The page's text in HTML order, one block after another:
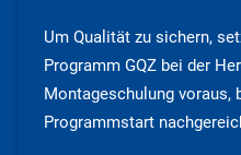
Um Qualität zu sichern,
Programm GQZ bei der
Montageschulung voraus,
Programmstart